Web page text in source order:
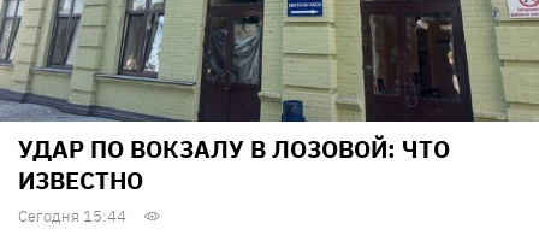
УДАР ПО ВОКЗАЛУ В ЛОЗОВОЙ: ЧТО
ИЗВЕСТНО
Сегодня 15:44